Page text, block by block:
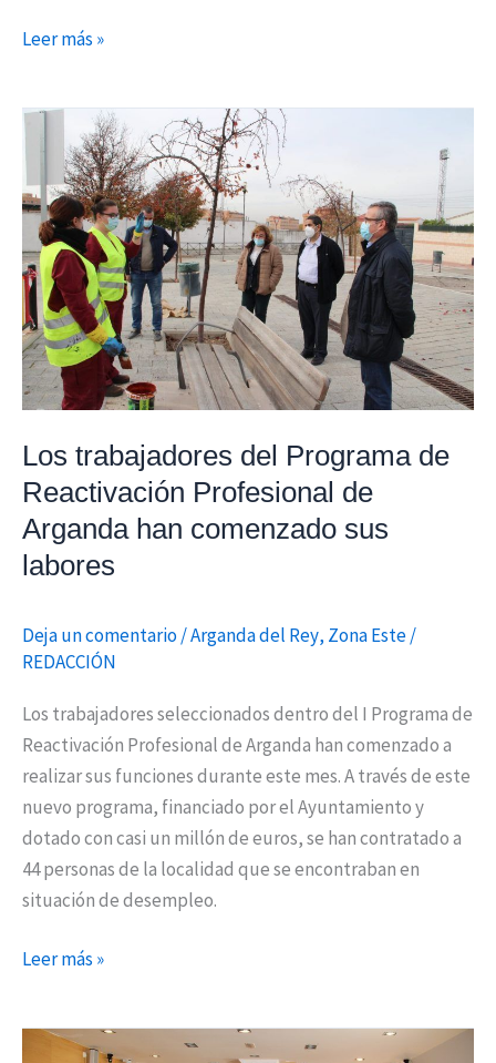
Leer más »
Los trabajadores del Programa de
Reactivación Profesional de
Arganda han comenzado sus
labores
Deja un comentario/Arganda del Rey, Zona Este/
REDACCIÓN
Los trabajadores seleccionados dentro del I Programa de
Reactivación Profesional de Arganda han comenzado a
realizar sus funciones durante este mes. A través de este
nuevo programa, financiado por el Ayuntamiento y
dotado con casi un millón de euros, se han contratado a
44 personas de la localidad que se encontraban en
situación de desempleo.
Los
trabajadores
del
Programa
de
Reactivación
Profesional
de
Arganda
han
sus
labores
Leer más »
Entregados